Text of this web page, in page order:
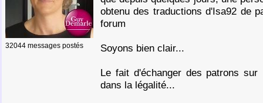
32044 messages postés
obtenu des traductions d'Isa92 de
forum
Soyons bien clair...
Le fait d'échanger des patrons
dans la légalité...